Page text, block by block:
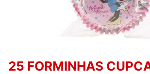
25 FORMINHAS